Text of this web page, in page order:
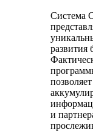
Система
развития
позволяет
и